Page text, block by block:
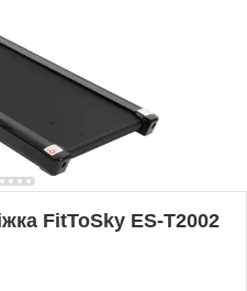
FitToSky ES-T2002